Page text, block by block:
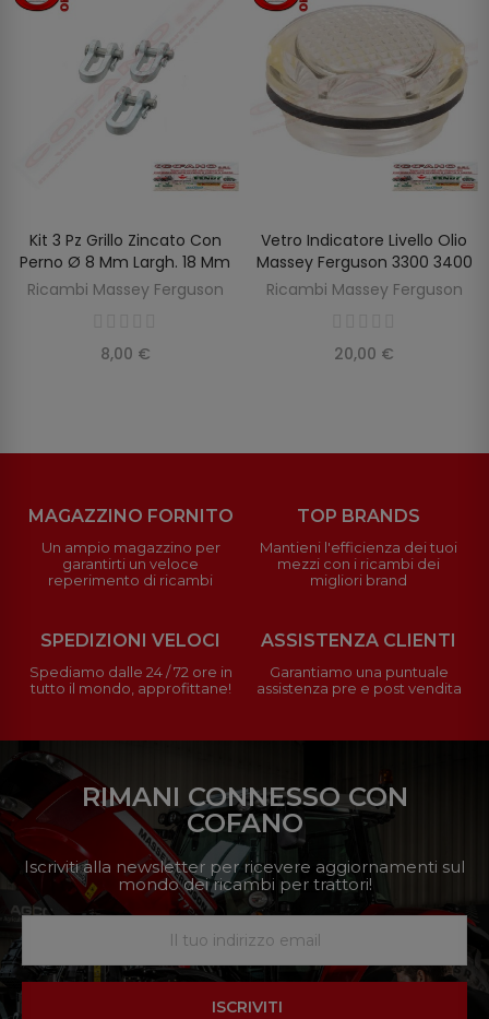
AGGIUNGI AL CARRELLO
Kit 3 Pz Grillo Zincato Con
Perno Ø 8 Mm Largh. 18 Mm
Ricambi Massey Ferguson
8,00 €
SCOPRIRE
Vetro Indicatore Livello Olio
Massey Ferguson 3300 3400
Ricambi Massey Ferguson
20,00 €
MAGAZZINO FORNITO
Un ampio magazzino per
garantirti un veloce
reperimento di ricambi
TOP BRANDS
Mantieni l'efficienza dei tuoi
mezzi con i ricambi dei
migliori brand
SPEDIZIONI VELOCI
Spediamo dalle 24 / 72 ore in
tutto il mondo, approfittane!
ASSISTENZA CLIENTI
Garantiamo una puntuale
assistenza pre e post vendita
RIMANI CONNESSO CON
COFANO
Iscriviti alla newsletter per ricevere aggiornamenti sul
mondo dei ricambi per trattori!
ISCRIVITI